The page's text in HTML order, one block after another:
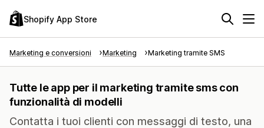
Shopify App Store
Marketing e conversioni Marketing Marketing tramite SMS
Tutte le app per il marketing tramite sms con
funzionalità di modelli
Contatta i tuoi clienti con messaggi di testo, una